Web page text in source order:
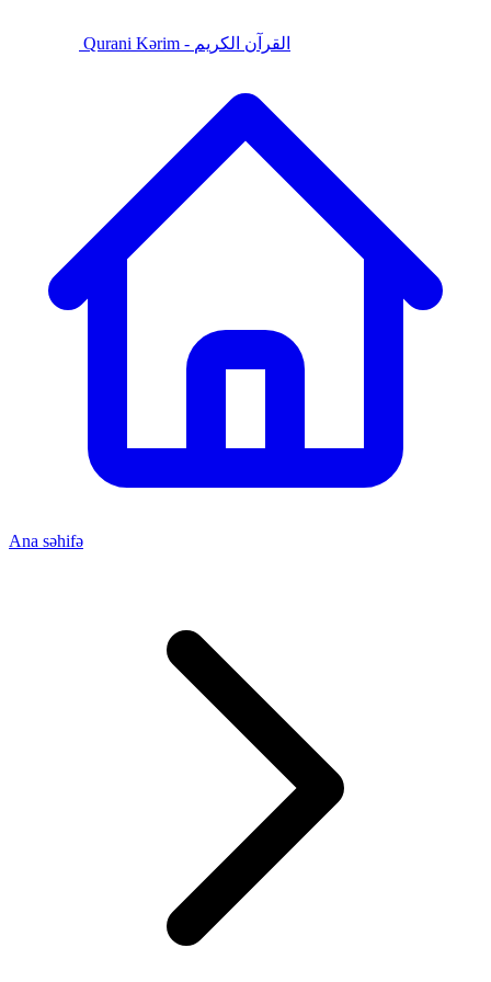
Qurani Kərim - القرآن الكريم
Ana səhifə